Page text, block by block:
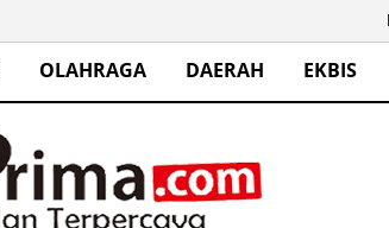
OLAHRAGA DAERAH EKBIS